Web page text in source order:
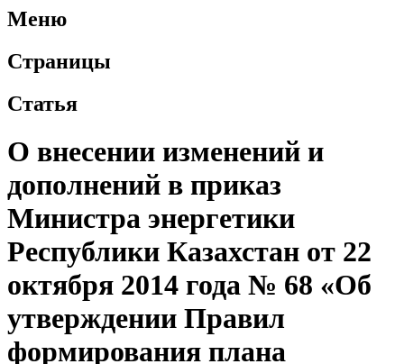
Меню
Страницы
Статья
О внесении изменений и
дополнений в приказ
Министра энергетики
Республики Казахстан от 22
октября 2014 года № 68 «Об
утверждении Правил
формирования плана